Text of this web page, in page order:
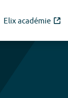
Elix académie